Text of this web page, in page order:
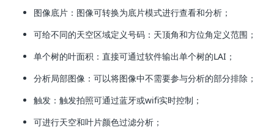
图像底片：图像可转换为底片模式进行查看和分析；
可给不同的天空区域定义号码：天顶角和方位角定义范围；
单个树的叶面积：直接可通过软件输出单个树的LAI；
分析局部图像：可以将图像中不需要参与分析的部分排除；
触发：触发拍照可通过蓝牙或wifi实时控制；
可进行天空和叶片颜色过滤分析；